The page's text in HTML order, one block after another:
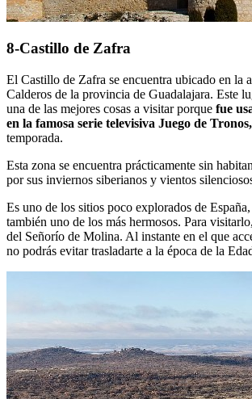
8-Castillo de Zafra
El Castillo de Zafra se encuentra ubicado en la
Calderos de la provincia de Guadalajara. Este
una de las mejores cosas a visitar porque fue
en la famosa serie televisiva Juego de Tronos,
temporada.
Esta zona se encuentra prácticamente sin
por sus inviernos siberianos y vientos
Es uno de los sitios poco explorados de
también uno de los más hermosos. Para
del Señorío de Molina. Al instante en el que
no podrás evitar trasladarte a la época de la